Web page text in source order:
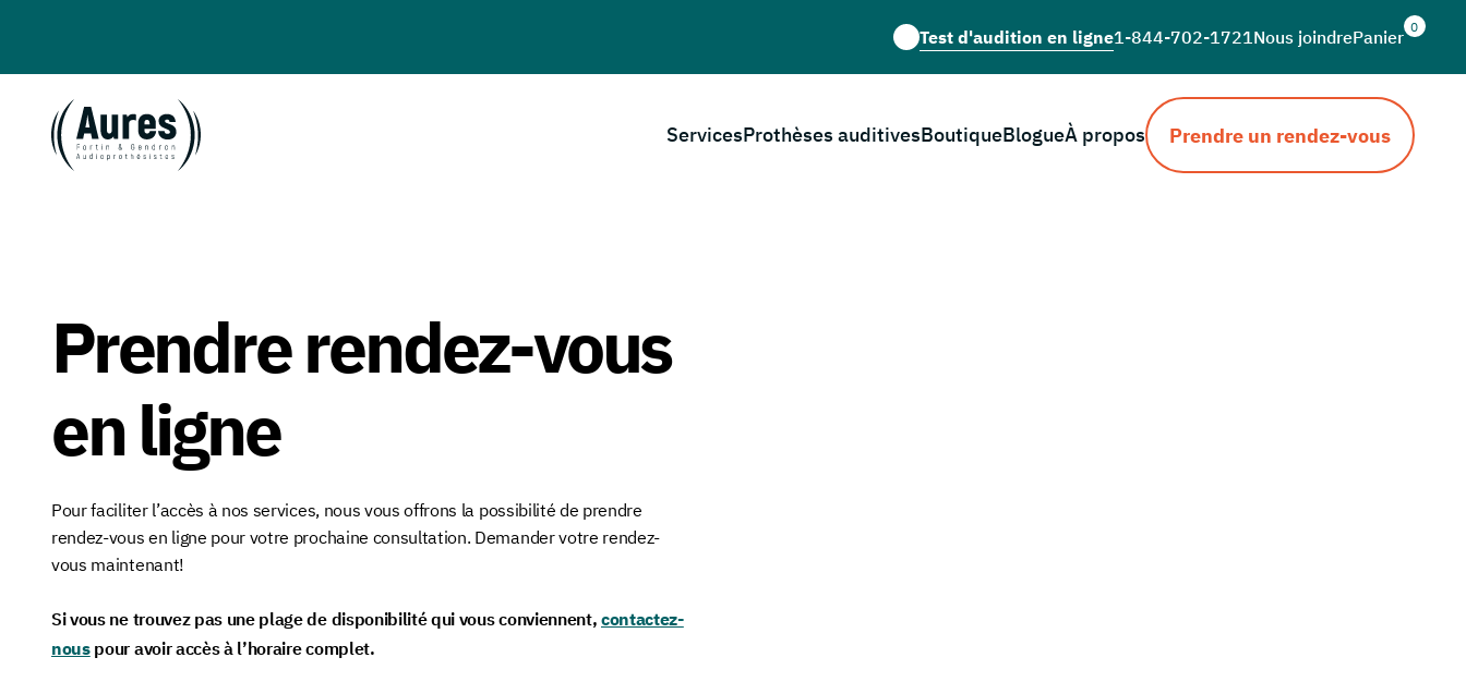
Test d'audition en ligne1-844-702-1721 Nous joindrePanier 0
ServicesProthèses auditivesBoutiqueBlogueÀ propos Prendre un rendez-vous
Prendre rendez-vous
en ligne
Pour faciliter l’accès à nos services, nous vous offrons la possibilité de prendre
rendez-vous en ligne pour votre prochaine consultation. Demander votre rendez-
vous maintenant!
Si vous ne trouvez pas une plage de disponibilité qui vous conviennent, contactez-
nouspour avoir accès à l’horaire complet.